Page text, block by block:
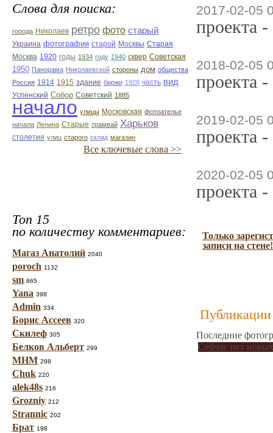
Слова для поиска:
города Николаев ретро фото старый
Украина фотография старой Москвы Старая
Москва 1920 годы 1934 году 1940 сквер Советская
1950 Панорама Николаевской стороны дом общества
Россия 1914 1915 здание биржи 1928 часть вид
Успенский Собор Советский 1885
начало улицы Московская фотоателье
начала Ленина Старые трамвай Харьков
столетия улиц старого склад магазин
Все ключевые слова >>
Топ 15
по количеству комментариев:
Магаз Анатолий 2040
poroch 1132
sm 865
Yana 398
Admin 334
Борис Ассеев 320
Скилеф 305
Белков Альберт 299
МНМ 298
Chuk 220
alek48s 216
Grozniy 212
Strannic 202
Брат 198
2017-02-05
проекта
2018-02-05
проекта
2019-02-05
проекта
2020-02-05
проекта
Только
записи на стене!
Публикации
Последние
Сейчас нет